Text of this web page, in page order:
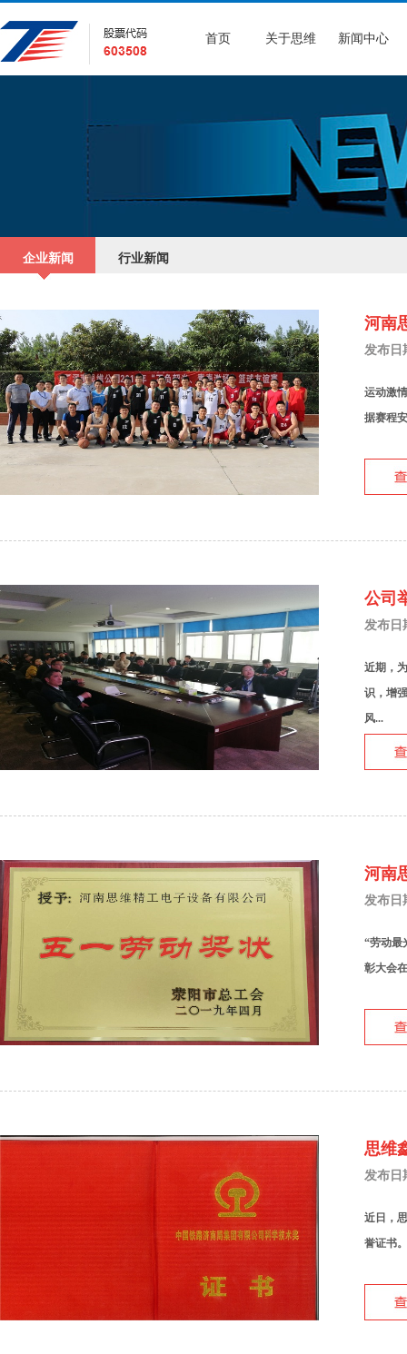
首页 关于思维 新闻中心
企业新闻 行业新闻
河南
发布日
运动激
据赛程
公司
发布日
近期，
识，增
风...
河南
发布日
“劳动最
彰大会
思维
发布日
近日，
誉证书